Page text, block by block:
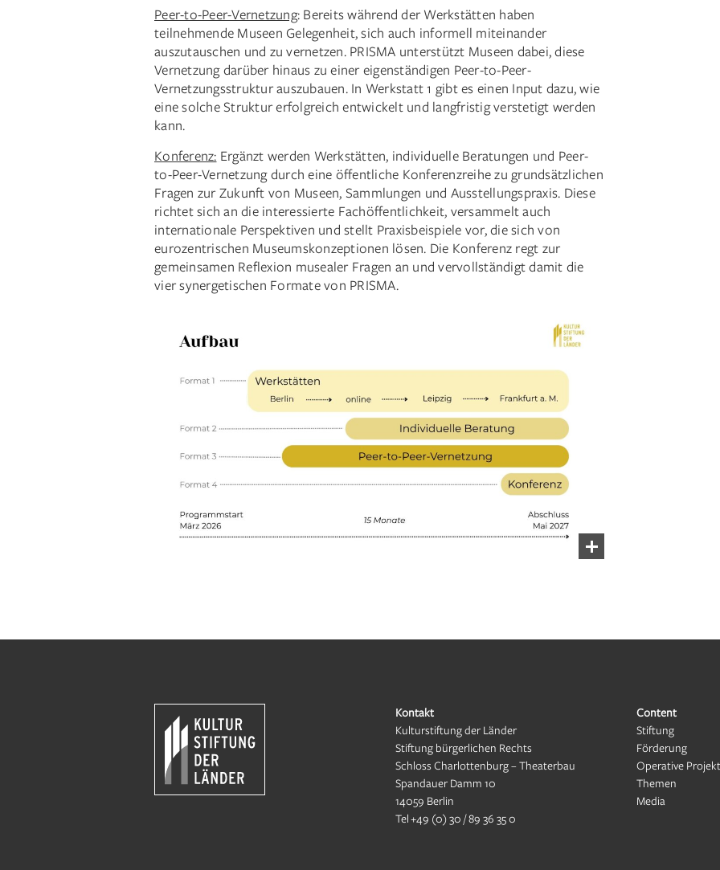
Peer-to-Peer-Vernetzung: Bereits während der Werkstätten haben
teilnehmende Museen Gelegenheit, sich auch informell miteinander
auszutauschen und zu vernetzen. PRISMA unterstützt Museen dabei, diese
Vernetzung darüber hinaus zu einer eigenständigen Peer-to-Peer-
Vernetzungsstruktur auszubauen. In Werkstatt 1 gibt es einen Input dazu, wie
eine solche Struktur erfolgreich entwickelt und langfristig verstetigt werden
kann.
Konferenz: Ergänzt werden Werkstätten, individuelle Beratungen und Peer-
to-Peer-Vernetzung durch eine öffentliche Konferenzreihe zu grundsätzlichen
Fragen zur Zukunft von Museen, Sammlungen und Ausstellungspraxis. Diese
richtet sich an die interessierte Fachöffentlichkeit, versammelt auch
internationale Perspektiven und stellt Praxisbeispiele vor, die sich von
eurozentrischen Museumskonzeptionen lösen. Die Konferenz regt zur
gemeinsamen Reflexion musealer Fragen an und vervollständigt damit die
vier synergetischen Formate von PRISMA.
Kontakt
Kulturstiftung der Länder
Stiftung bürgerlichen Rechts
Schloss Charlottenburg – Theaterbau
Spandauer Damm 10
14059 Berlin
Tel+49 (0) 30 / 89 36 35 0
Content
Stiftung
Förderung
Operative
Themen
Media